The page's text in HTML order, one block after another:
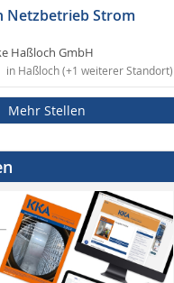
Netzbetrieb Strom
Haßloch GmbH
in Haßloch (+1 weiterer Standort)
Mehr Stellen